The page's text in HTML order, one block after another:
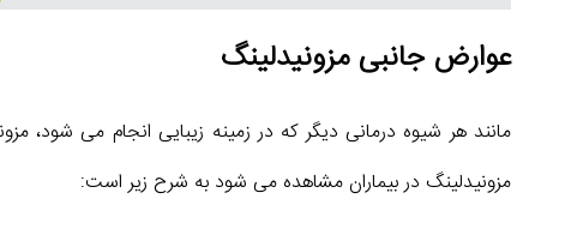
عوارض جانبی مزونیدلینگ
مانند هر شیوه درمانی دیگر که در زمینه زیبایی انجام می
مزونیدلینگ در بیماران مشاهده می شود به شرح زیر است: